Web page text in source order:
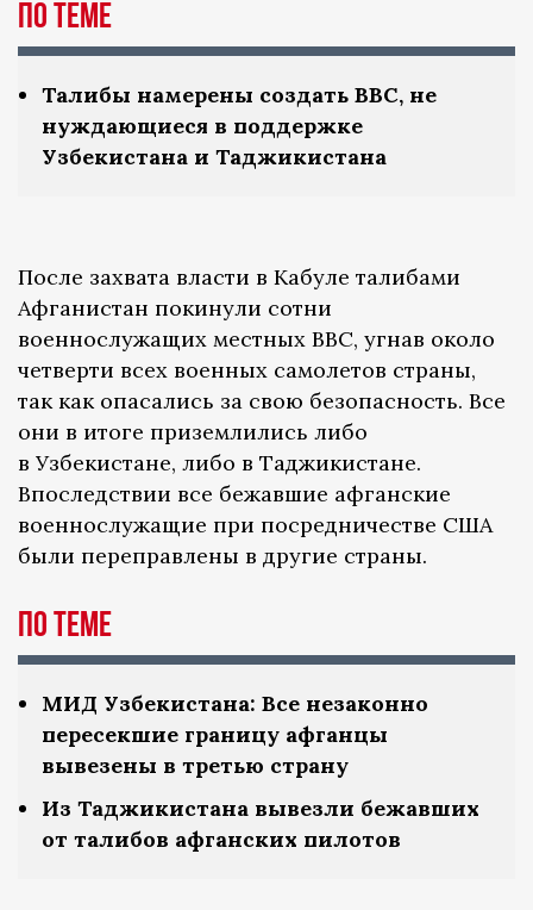
По теме
Талибы намерены создать ВВС, не
нуждающиеся в поддержке
Узбекистана и Таджикистана
После захвата власти в Кабуле талибами
Афганистан покинули сотни
военнослужащих местных ВВС, угнав около
четверти всех военных самолетов страны,
так как опасались за свою безопасность. Все
они в итоге приземлились либо
в Узбекистане, либо в Таджикистане.
Впоследствии все бежавшие афганские
военнослужащие при посредничестве США
были переправлены в другие страны.
По теме
МИД Узбекистана: Все незаконно
пересекшие границу афганцы
вывезены в третью страну
Из Таджикистана вывезли бежавших
от талибов афганских пилотов